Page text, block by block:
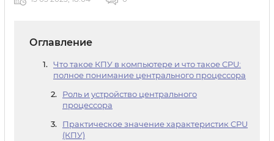
Оглавление
Что такое КПУ в компьютере и что такое CPU:
полное понимание центрального процессора
Роль и устройство центрального
процессора
Практическое значение характеристик CPU
(КПУ)